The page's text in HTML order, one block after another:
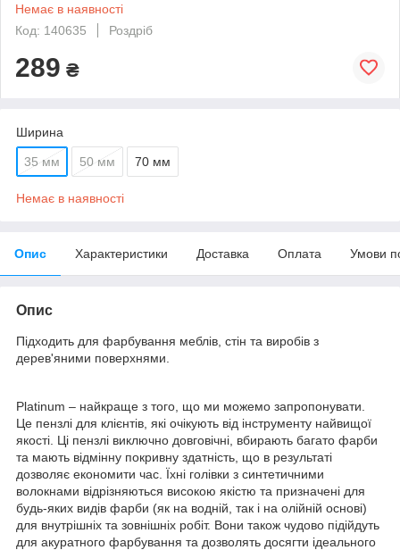
Немає в наявності
Код: 140635
Роздріб
289 ₴
Ширина
35 мм 50 мм 70 мм
Немає в наявності
Опис Характеристики Доставка Оплата Умови
Опис
Підходить для фарбування меблів, стін та виробів з
дерев'яними поверхнями.
Platinum – найкраще з того, що ми можемо запропонувати.
Це пензлі для клієнтів, які очікують від інструменту найвищої
якості. Ці пензлі виключно довговічні, вбирають багато фарби
та мають відмінну покривну здатність, що в результаті
дозволяє економити час. Їхні голівки з синтетичними
волокнами відрізняються високою якістю та призначені для
будь-яких видів фарби (як на водній, так і на олійній основі)
для внутрішніх та зовнішніх робіт. Вони також чудово підійдуть
для акуратного фарбування та дозволять досягти ідеального